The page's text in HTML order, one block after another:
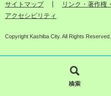
サイトマップ リンク・著作権
アクセシビリティ
Copyright Kashiba City. All Rights Reserved.